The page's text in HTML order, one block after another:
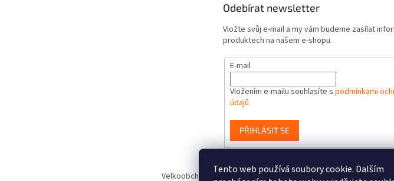
Tento web používá soubory cookie. Dalším
Odebírat newsletter
Vložte svůj e-mail a my vám budeme zasílat
produktech na našem e-shopu.
E-mail
Vložením e-mailu souhlasíte s podmínkami
údajů
PŘIHLÁSIT SE
Velkoobchod hraček www.Smart-Toys.cz, distributor značek